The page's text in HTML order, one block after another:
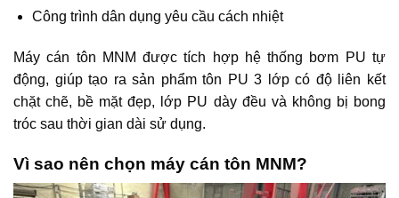
Công trình dân dụng yêu cầu cách nhiệt
Máy cán tôn MNM được tích hợp hệ thống bơm PU tự
động, giúp tạo ra sản phẩm tôn PU 3 lớp có độ liên kết
chặt chẽ, bề mặt đẹp, lớp PU dày đều và không bị bong
tróc sau thời gian dài sử dụng.
Vì sao nên chọn máy cán tôn MNM?